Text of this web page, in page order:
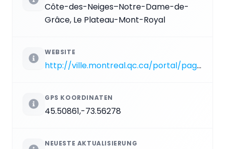
Côte-des-Neiges–Notre-Dame-de-
Grâce, Le Plateau-Mont-Royal
WEBSITE
http://ville.montreal.qc.ca/portal/page?_pageid=7317,84222189&_dad=portal&_schema=PORTAL
GPS KOORDINATEN
45.50861,-73.56278
NEUESTE AKTUALISIERUNG